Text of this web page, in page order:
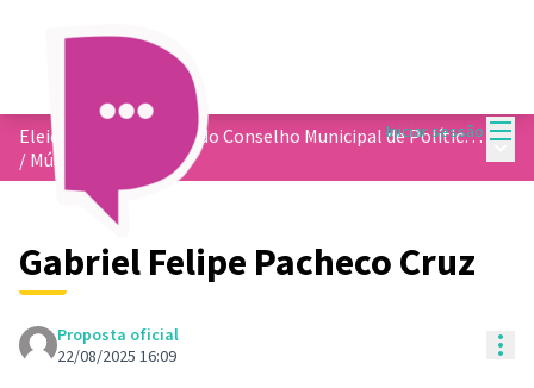
Iniciar sessão
Eleição dos membros do Conselho Municipal de Política Cultural
/ Música
Gabriel Felipe Pacheco Cruz
Proposta oficial
22/08/2025 16:09